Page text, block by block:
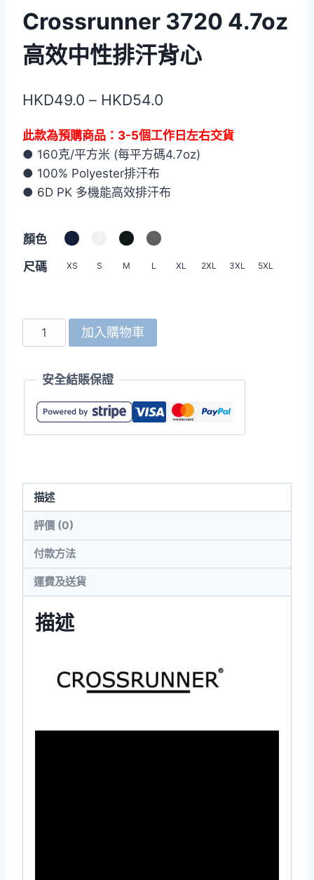
Crossrunner 3720 4.7oz
高效中性排汗背心
HKD49.0 – HKD54.0
範
HKD49.0
此款為預購商品：3-5個工作日左右交貨
● 160克/平方米 (每平方碼4.7oz)
● 100% Polyester排汗布
● 6D PK 多機能高效排汗布
顏色
尺碼
XS S M L XL 2XL 3XL 5XL
Crossrunner
3720
高
心
加入購物車
安全結賬保證
描述
評價 (0)
付款方法
運費及送貨
描述